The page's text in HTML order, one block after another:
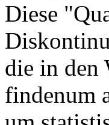
Diese
die in den
findenum